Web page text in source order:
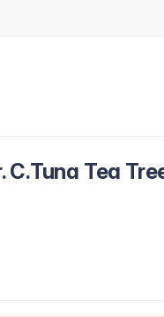
Tea